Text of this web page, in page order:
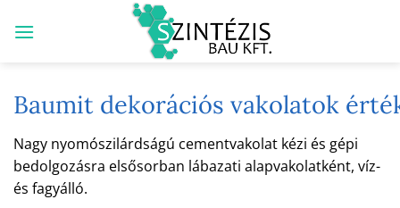
Baumit dekorációs vakolatok
Nagy nyomószilárdságú cementvakolat kézi és gépi
bedolgozásra elsősorban lábazati alapvakolatként, víz-
és fagyálló.